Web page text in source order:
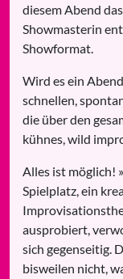
diesem Abend
Showmasterin
Showformat.
Wird es ein
schnellen,
die über den
kühnes, wild
Alles ist möglich!
Spielplatz, ein
ausprobiert,
sich gegenseitig.
bisweilen nicht,